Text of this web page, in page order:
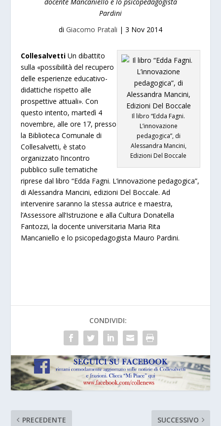
Pardini
di Giacomo Pratali | 3 Nov 2014
Il libro “Edda Fagni.
L’innovazione
pedagogica”, di
Alessandra Mancini,
Edizioni Del Boccale
CollesalvettiUn dibattito
sulla «possibilità del recupero
delle esperienze educativo-
didattiche rispetto alle
prospettive attuali». Con
questo intento, martedì 4
novembre, alle ore 17, presso
la Biblioteca Comunale di
Collesalvetti, è stato
organizzato l’incontro
pubblico sulle tematiche
riprese dal libro “Edda Fagni. L’innovazione pedagogica”,
di Alessandra Mancini, edizioni Del Boccale. Ad
intervenire saranno la stessa autrice e maestra,
l’Assessore all’Istruzione e alla Cultura Donatella
Fantozzi, la docente universitaria Maria Rita
Mancaniello e lo psicopedagogista Mauro Pardini.
CONDIVIDI:
PRECEDENTE SUCCESSIVO